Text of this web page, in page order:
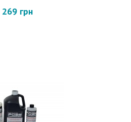
269 грн